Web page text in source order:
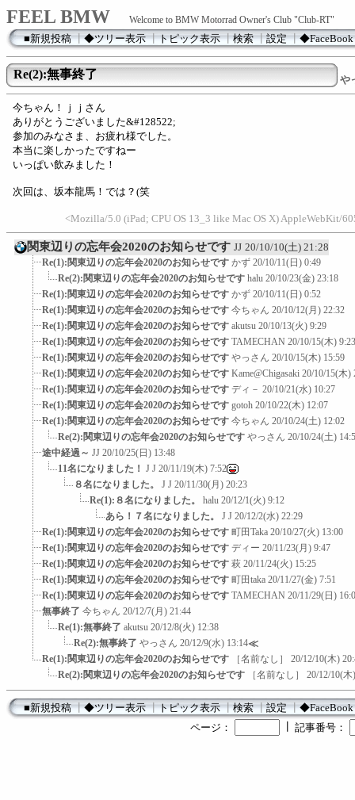
FEEL BMW Welcome to BMW Motorrad Owner's Club "Club-RT"
■新規投稿┃◆ツリー表示┃トピック表示┃検索┃設定┃◆FaceBook
Re(2):無事終了 や
今ちゃん！ｊｊさん
ありがとうございました&#128522;
参加のみなさま、お疲れ様でした。
本当に楽しかったですねー
いっぱい飲みました！
次回は、坂本龍馬！では？(笑
<Mozilla/5.0 (iPad; CPU OS 13_3 like Mac OS X) AppleWebKit/
関東辺りの忘年会2020のお知らせです JJ 20/10/10(土) 21:28
Re(1):関東辺りの忘年会2020のお知らせです かず 20/10/11(日) 0:49
Re(2):関東辺りの忘年会2020のお知らせです halu 20/10/23(金) 23:18
Re(1):関東辺りの忘年会2020のお知らせです かず 20/10/11(日) 0:52
Re(1):関東辺りの忘年会2020のお知らせです 今ちゃん 20/10/12(月) 22:32
Re(1):関東辺りの忘年会2020のお知らせです akutsu 20/10/13(火) 9:29
Re(1):関東辺りの忘年会2020のお知らせです TAMECHAN 20/10/15(木) 9:23
Re(1):関東辺りの忘年会2020のお知らせです やっさん 20/10/15(木) 15:59
Re(1):関東辺りの忘年会2020のお知らせです Kame@Chigasaki 20/10/15(木)
Re(1):関東辺りの忘年会2020のお知らせです ディ－ 20/10/21(水) 10:27
Re(1):関東辺りの忘年会2020のお知らせです gotoh 20/10/22(木) 12:07
Re(1):関東辺りの忘年会2020のお知らせです 今ちゃん 20/10/24(土) 12:02
Re(2):関東辺りの忘年会2020のお知らせです やっさん 20/10/24(土)
途中経過～ JJ 20/10/25(日) 13:48
11名になりました！ J J 20/11/19(木) 7:52
８名になりました。
J J 20/11/30(月) 20:23
Re(1):８名になりました。
halu 20/12/1(火) 9:12
あら！７名になりました。
J J 20/12/2(水) 22:29
Re(1):関東辺りの忘年会2020のお知らせです 町田Taka 20/10/27(火) 13:00
Re(1):関東辺りの忘年会2020のお知らせです ディー 20/11/23(月) 9:47
Re(1):関東辺りの忘年会2020のお知らせです 萩 20/11/24(火) 15:25
Re(1):関東辺りの忘年会2020のお知らせです 町田taka 20/11/27(金) 7:51
Re(1):関東辺りの忘年会2020のお知らせです TAMECHAN 20/11/29(日)
無事終了 今ちゃん 20/12/7(月) 21:44
Re(1):無事終了 akutsu 20/12/8(火) 12:38
Re(2):無事終了 やっさん 20/12/9(水) 13:14≪
Re(1):関東辺りの忘年会2020のお知らせです ［名前なし］
20/12/10(木)
Re(2):関東辺りの忘年会2020のお知らせです
［名前なし］ 20/12/10(木
■新規投稿┃◆ツリー表示┃トピック表示┃検索┃設定┃◆FaceBook
ページ：
記事番号：